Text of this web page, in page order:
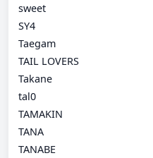
sweet
SY4
Taegam
TAIL LOVERS
Takane
tal0
TAMAKIN
TANA
TANABE